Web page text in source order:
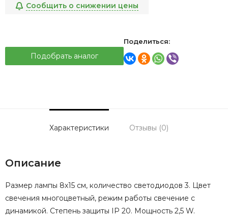
Сообщить о снижении цены
Подобрать аналог
Поделиться:
Характеристики Отзывы (0)
Описание
Размер лампы 8х15 см, количество светодиодов 3. Цвет
свечения многоцветный, режим работы свечение с
динамикой. Степень защиты IP 20. Мощность 2,5 W.